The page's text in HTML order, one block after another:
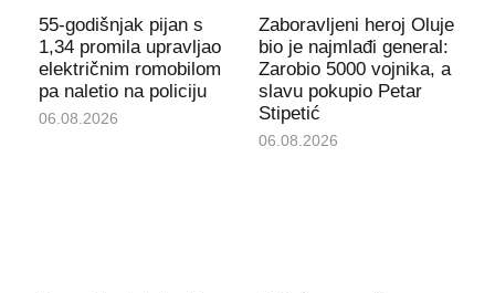
55-godišnjak pijan s
1,34 promila upravljao
električnim romobilom
pa naletio na policiju
06.08.2026
Zaboravljeni heroj Oluje
bio je najmlađi general:
Zarobio 5000 vojnika, a
slavu pokupio Petar
Stipetić
06.08.2026